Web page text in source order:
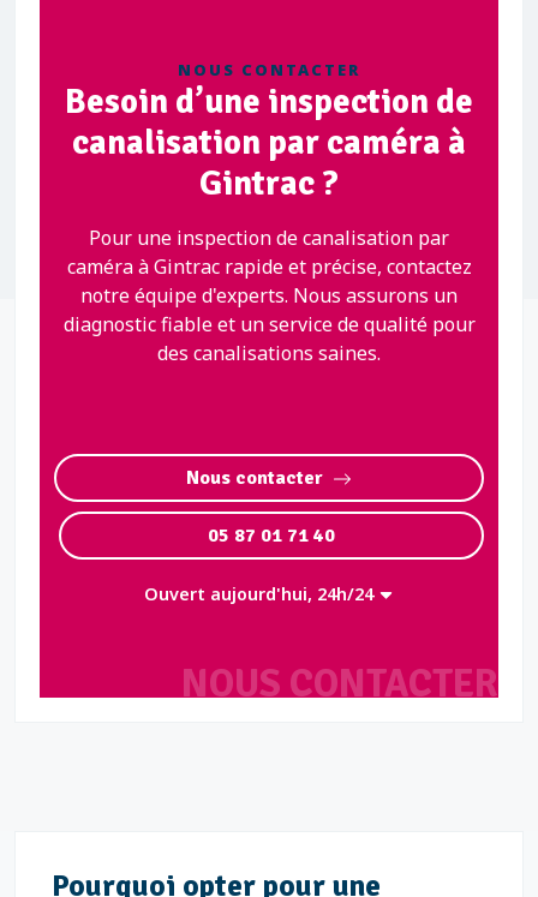
NOUS CONTACTER
NOUS CONTACTER
Besoin d’une inspection de
canalisation par caméra à
Gintrac ?
Pour une inspection de canalisation par
caméra à Gintrac rapide et précise, contactez
notre équipe d'experts. Nous assurons un
diagnostic fiable et un service de qualité pour
des canalisations saines.
Nous contacter
05 87 01 71 40
Ouvert aujourd'hui, 24h/24
Pourquoi opter pour une